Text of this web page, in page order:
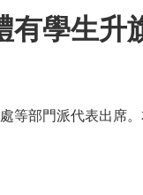
有學生升
部門派代表出席